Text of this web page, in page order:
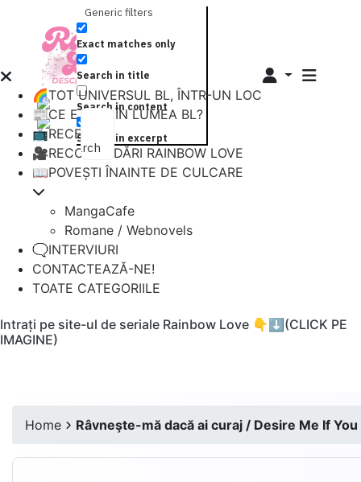
Search
Generic filters
Exact matches only
Search in title
Search in content
Search in excerpt
🌈TOT UNIVERSUL BL, ÎNTR-UN LOC
📰CE E NOU ÎN LUMEA BL?
📺RECENZII
🎥RECOMANDĂRI RAINBOW LOVE
📖POVEȘTI ÎNAINTE DE CULCARE
MangaCafe
Romane / Webnovels
🗨️INTERVIURI
CONTACTEAZĂ-NE!
TOATE CATEGORIILE
Intrați pe site-ul de seriale Rainbow Love 👇⬇️(CLICK PE
IMAGINE)
Home Râvneşte-mă dacă ai curaj / Desire Me If You